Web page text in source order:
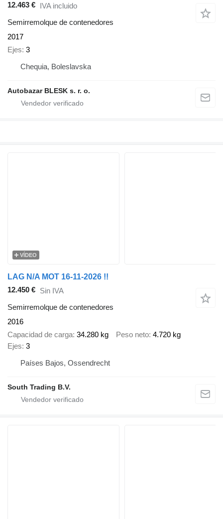
12.463 € IVA incluido
Semirremolque de contenedores
2017
Ejes 3
Chequia, Boleslavska
Autobazar BLESK s. r. o.
VÍDEO
LAG N/A MOT 16-11-2026 !!
12.450 € Sin IVA
Semirremolque de contenedores
2016
Capacidad de carga 34.280 kg Peso neto 4.720 kg
Ejes 3
Países Bajos, Ossendrecht
South Trading B.V.